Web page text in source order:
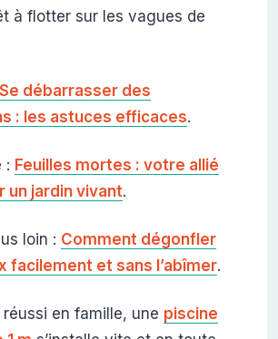
à flotter sur les vagues de
Se débarrasser des
: les astuces efficaces.
: Feuilles mortes : votre allié
un jardin vivant.
loin : Comment dégonfler
facilement et sans l’abîmer.
en famille, une piscine